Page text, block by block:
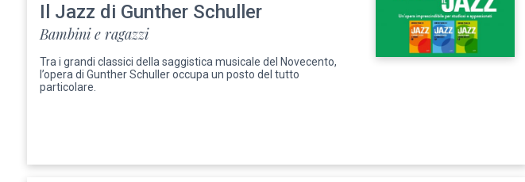
Il Jazz di Gunther Schuller
Bambini e ragazzi
Tra i grandi classici della saggistica musicale del Novecento,
l’opera di Gunther Schuller occupa un posto del tutto
particolare.